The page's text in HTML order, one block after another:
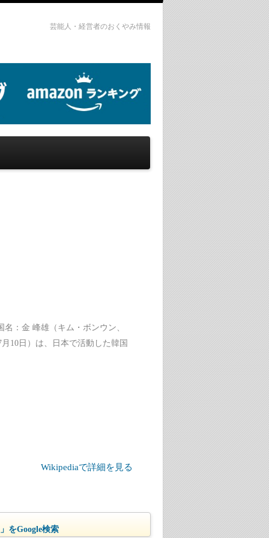
芸能人・経営者のおくやみ情報
：金 峰雄（キム・ボンウン、
10日）は、日本で活動した韓国
Wikipediaで詳細を見る
をGoogle検索